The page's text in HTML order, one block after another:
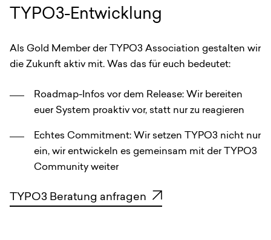
TYPO3-Entwicklung
Als Gold Member der TYPO3 Association gestalten wir
die Zukunft aktiv mit. Was das für euch bedeutet:
Roadmap-Infos vor dem Release: Wir bereiten
euer System proaktiv vor, statt nur zu reagieren
Echtes Commitment: Wir setzen TYPO3 nicht nur
ein, wir entwickeln es gemeinsam mit der TYPO3
Community weiter
TYPO3 Beratung anfragen